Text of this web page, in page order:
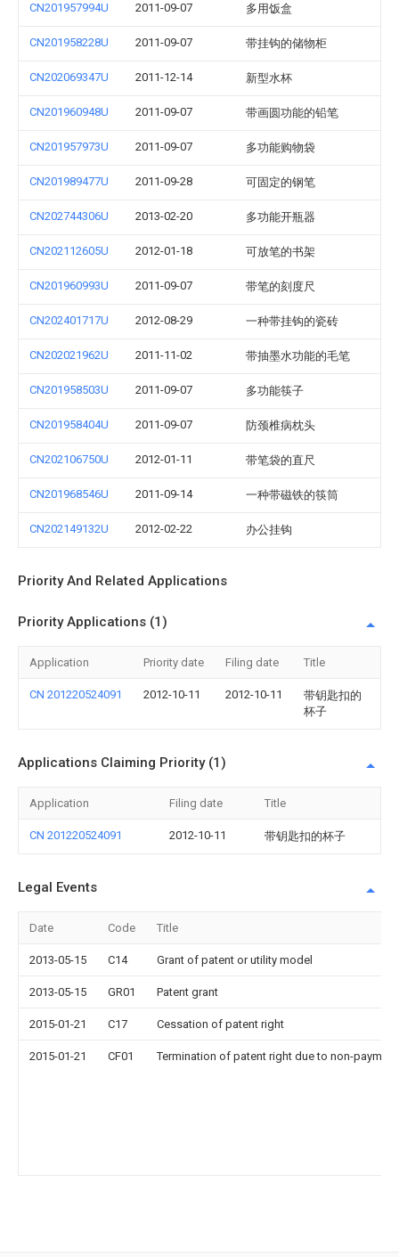
CN201957994U 2011-09-07 多用饭盒
CN201958228U 2011-09-07 带挂钩的储物柜
CN202069347U 2011-12-14 新型水杯
CN201960948U 2011-09-07 带画圆功能的铅笔
CN201957973U 2011-09-07 多功能购物袋
CN201989477U 2011-09-28 可固定的钢笔
CN202744306U 2013-02-20 多功能开瓶器
CN202112605U 2012-01-18 可放笔的书架
CN201960993U 2011-09-07 带笔的刻度尺
CN202401717U 2012-08-29 一种带挂钩的瓷砖
CN202021962U 2011-11-02 带抽墨水功能的毛笔
CN201958503U 2011-09-07 多功能筷子
CN201958404U 2011-09-07 防颈椎病枕头
CN202106750U 2012-01-11 带笔袋的直尺
CN201968546U 2011-09-14 一种带磁铁的筷筒
CN202149132U 2012-02-22 办公挂钩
Priority And Related Applications
Priority Applications (1)
Application Priority date Filing date Title
CN 201220524091 2012-10-11 2012-10-11
带钥匙扣的
杯子
Applications Claiming Priority (1)
Application Filing date Title
CN 201220524091 2012-10-11 带钥匙扣的杯子
Legal Events
Date Code Title
2013-05-15 C14 Grant of patent or utility model
2013-05-15 GR01 Patent grant
2015-01-21 C17 Cessation of patent right
2015-01-21 CF01 Termination of patent right due to non-